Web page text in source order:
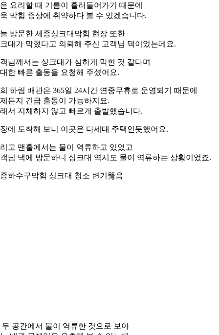
요리할 때 기름이 흘러들어가기 때문에
막힘 증상에 취약하다 볼 수 있겠습니다.
방문한 세종싱크대막힘 현장 또한
대가 막혔다고 의뢰해 주신 고객님 댁이었는데요.
님께서는 싱크대가 심하게 막힌 것 같다며
한 빠른 출동을 요청해 주셨어요.
하림 배관은 365일 24시간 연중무휴로 운영되기 때문에
든지 긴급 출동이 가능하지요.
서 지체하지 않고 빠르게 출발했습니다.
에 도착해 보니 이곳은 다세대 주택인듯했어요.
고 맨홀에서는 물이 역류하고 있었고
님 댁에 방문하니 싱크대 역시도 물이 역류하는 상황이었죠.
하수구막힘 싱크대 청소 변기뚫음
두 공간에서 물이 역류한 것으로 보아